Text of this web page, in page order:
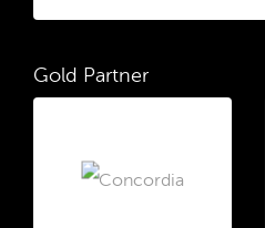
Gold Partner